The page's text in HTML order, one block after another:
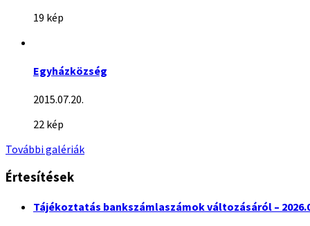
19 kép
Egyházközség
2015.07.20.
22 kép
További galériák
Értesítések
Tájékoztatás bankszámlaszámok változásáról –